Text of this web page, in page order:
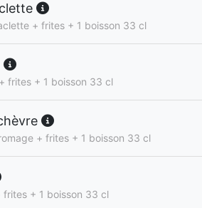
+ frites + 1 boisson 33 cl
frites + 1 boisson 33 cl
+ frites + 1 boisson 33 cl
+ 1 boisson 33 cl